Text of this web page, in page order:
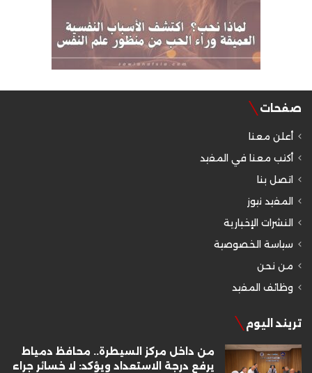
صفحات
أعلن معنا
أكتب معنا في المفيد
اتصل بنا
المفيد نيوز
النشرات الإخبارية
سياسة الخصوصية
من نحن
وظائف المفيد
تريند اليوم
من داخل مركز السيطرة.. محافظ دمياط
يرفع درجة الاستعداد ويؤكد: لا خسائر جراء